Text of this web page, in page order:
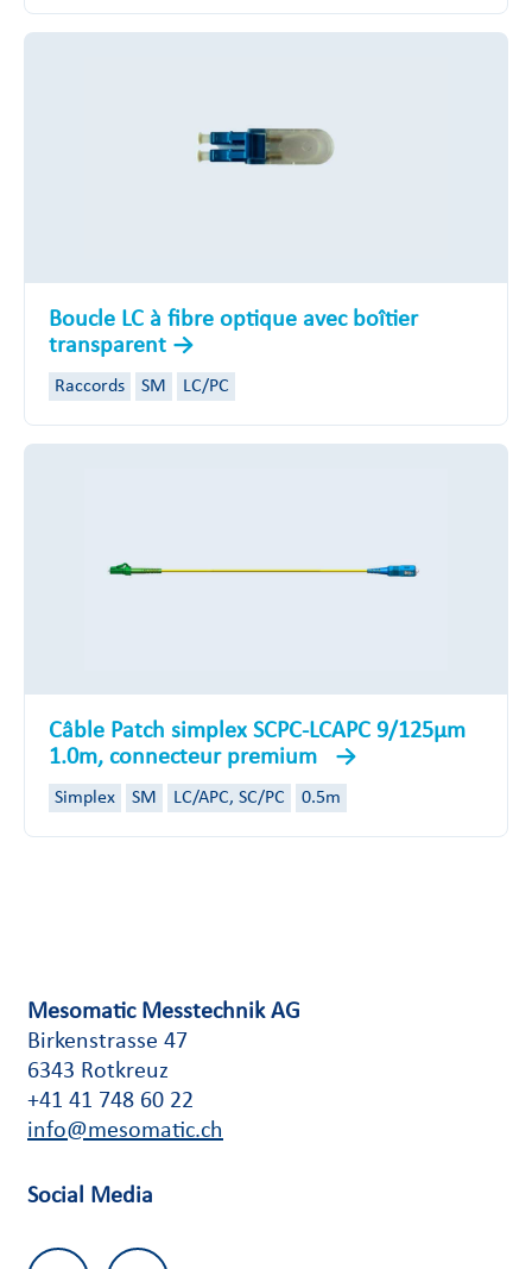
Boucle LC à fibre optique avec boîtier
transparent
Raccords SM LC/PC
Câble Patch simplex SCPC-LCAPC 9/125µm
1.0m, connecteur premium
Simplex SM LC/APC, SC/PC 0.5m
Mesomatic Messtechnik AG
Birkenstrasse 47
6343 Rotkreuz
+41 41 748 60 22
info@mesomatic.ch
Social Media